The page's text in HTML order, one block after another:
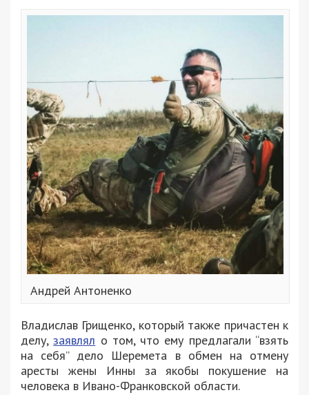
Андрей Антоненко
Владислав Грищенко, который также причастен к
делу,заявлял о том, что ему предлагали “взять
на себя” дело Шеремета в обмен на отмену
аресты жены Инны за якобы покушение на
человека в Ивано-Франковской области.